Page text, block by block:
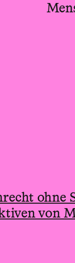
ohne
von